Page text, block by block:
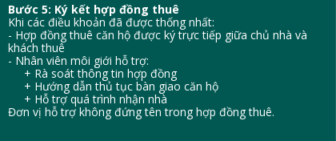
Bước 5: Ký kết hợp đồng thuê
Khi các điều khoản đã được thống nhất:
- Hợp đồng thuê căn hộ được ký trực tiếp giữa chủ nhà và
khách thuê
- Nhân viên môi giới hỗ trợ:
+ Rà soát thông tin hợp đồng
+ Hướng dẫn thủ tục bàn giao căn hộ
+ Hỗ trợ quá trình nhận nhà
Đơn vị hỗ trợ không đứng tên trong hợp đồng thuê.